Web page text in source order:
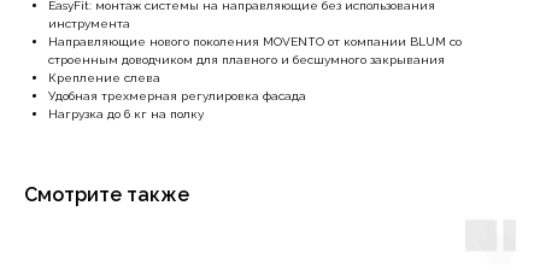
EasyFit: монтаж системы на направляющие без использования
инструмента
Направляющие нового поколения MOVENTO от компании BLUM со
строенным доводчиком для плавного и бесшумного закрывания
Крепление слева
Удобная трехмерная регулировка фасада
Нагрузка до 6 кг на полку
Смотрите также